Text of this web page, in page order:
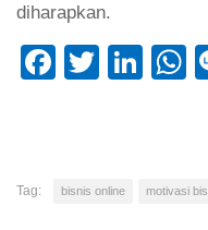
diharapkan.
Twitter
Tag: bisnis online motivasi